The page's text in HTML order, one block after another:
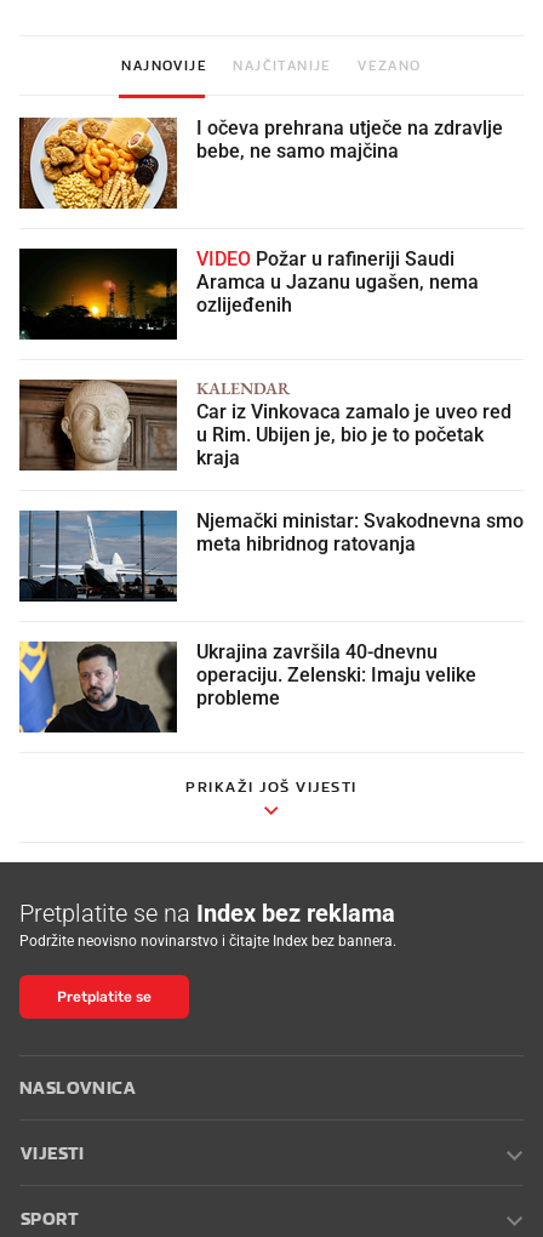
NAJNOVIJE NAJČITANIJE VEZANO
I očeva prehrana utječe na zdravlje
bebe, ne samo majčina
VIDEO
Aramca u Jazanu ugašen, nema
ozlijeđenih
KALENDAR
Car iz Vinkovaca zamalo je uveo red
u Rim. Ubijen je, bio je to početak
kraja
Njemački ministar: Svakodnevna smo
meta hibridnog ratovanja
Ukrajina završila 40-dnevnu
operaciju. Zelenski: Imaju velike
probleme
PRIKAŽI JOŠ VIJESTI
Pretplatite se na Index bez reklama
Podržite neovisno novinarstvo i čitajte Index bez bannera.
Pretplatite se
NASLOVNICA
VIJESTI
SPORT